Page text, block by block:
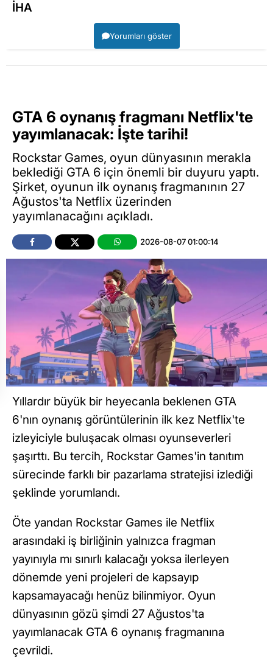
İHA
Yorumları göster
GTA 6 oynanış fragmanı Netflix'te
yayımlanacak: İşte tarihi!
Rockstar Games, oyun dünyasının merakla
beklediği GTA 6 için önemli bir duyuru yaptı.
Şirket, oyunun ilk oynanış fragmanının 27
Ağustos'ta Netflix üzerinden
yayımlanacağını açıkladı.
2026-08-07 01:00:14
Yıllardır büyük bir heyecanla beklenen GTA
6'nın oynanış görüntülerinin ilk kez Netflix'te
izleyiciyle buluşacak olması oyunseverleri
şaşırttı. Bu tercih, Rockstar Games'in tanıtım
sürecinde farklı bir pazarlama stratejisi izlediği
şeklinde yorumlandı.
Öte yandan Rockstar Games ile Netflix
arasındaki iş birliğinin yalnızca fragman
yayınıyla mı sınırlı kalacağı yoksa ilerleyen
dönemde yeni projeleri de kapsayıp
kapsamayacağı henüz bilinmiyor. Oyun
dünyasının gözü şimdi 27 Ağustos'ta
yayımlanacak GTA 6 oynanış fragmanına
çevrildi.